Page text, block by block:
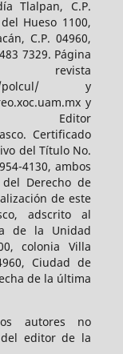
Tlalpan, C.P.
Hueso 1100,
C.P. 04960,
7329. Página
revista
polcul/ y
y
Editor
Certificado
del Título No.
4130, ambos
Derecho de
de este
adscrito al
de la Unidad
colonia Villa
Ciudad de
de la última
autores no
editor de la